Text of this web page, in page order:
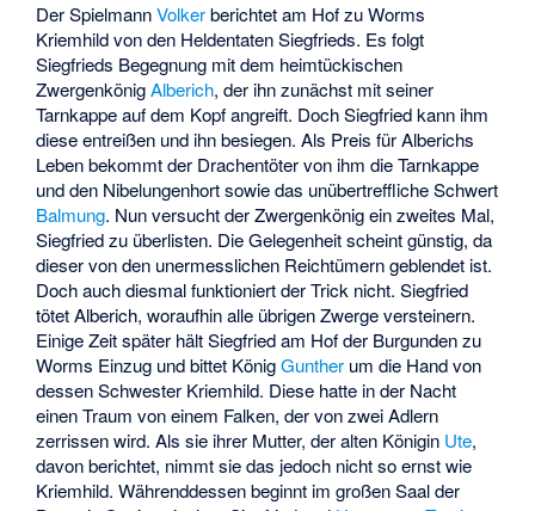
Der SpielmannVolkerberichtet am Hof zu Worms
Kriemhild von den Heldentaten Siegfrieds. Es folgt
Siegfrieds Begegnung mit dem heimtückischen
ZwergenkönigAlberich, der ihn zunächst mit seiner
Tarnkappe auf dem Kopf angreift. Doch Siegfried kann ihm
diese entreißen und ihn besiegen. Als Preis für Alberichs
Leben bekommt der Drachentöter von ihm die Tarnkappe
und den Nibelungenhort sowie das unübertreffliche Schwert
Balmung. Nun versucht der Zwergenkönig ein zweites Mal,
Siegfried zu überlisten. Die Gelegenheit scheint günstig, da
dieser von den unermesslichen Reichtümern geblendet ist.
Doch auch diesmal funktioniert der Trick nicht. Siegfried
tötet Alberich, woraufhin alle übrigen Zwerge versteinern.
Einige Zeit später hält Siegfried am Hof der Burgunden zu
Worms Einzug und bittet KönigGunther um die Hand von
dessen Schwester Kriemhild. Diese hatte in der Nacht
einen Traum von einem Falken, der von zwei Adlern
zerrissen wird. Als sie ihrer Mutter, der alten Königin Ute,
davon berichtet, nimmt sie das jedoch nicht so ernst wie
Kriemhild. Währenddessen beginnt im großen Saal der